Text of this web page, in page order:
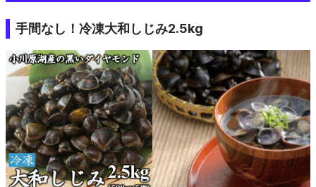
手間なし！冷凍大和しじみ2.5kg